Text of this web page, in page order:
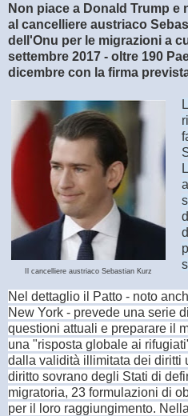
Non piace a Donald Trump e
al cancelliere austriaco
dell'Onu per le migrazioni a
settembre 2017 - oltre 190
dicembre con la firma
Il cancelliere austriaco Sebastian Kurz
Nel dettaglio il Patto - noto
New York - prevede una serie
questioni attuali e preparare il
una "risposta globale ai
dalla validità illimitata dei diritti
diritto sovrano degli Stati di
migratoria, 23 formulazioni di
per il loro raggiungimento.